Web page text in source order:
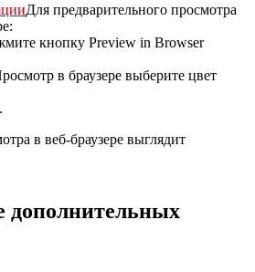
Для предварительного просмотра
кнопку Preview in Browser
в браузере выберите цвет
в веб-браузере выглядит
дополнительных